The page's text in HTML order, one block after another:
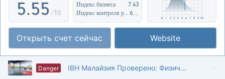
5
6
7
8
.5
6
7
8
5
6
7
8
/10
Индекс бизнеса
7.43
Открыть счет сейчас Website
Danger IBH Малайзия Проверено: Физическое присутствие не обнаружено